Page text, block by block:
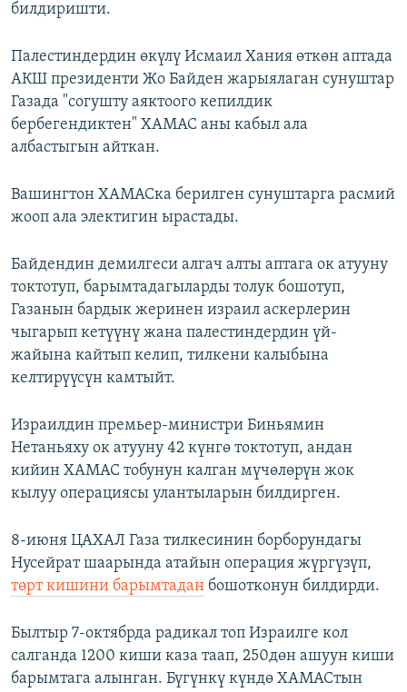
билдиришти.
Палестиндердин өкүлү Исмаил Хания өткөн аптада
АКШ президенти Жо Байден жарыялаган сунуштар
Газада "согушту аяктоого кепилдик
бербегендиктен" ХАМАС аны кабыл ала
албастыгын айткан.
Вашингтон ХАМАСка берилген сунуштарга расмий
жооп ала электигин ырастады.
Байдендин демилгеси алгач алты аптага ок атууну
токтотуп, барымтадагыларды толук бошотуп,
Газанын бардык жеринен израил аскерлерин
чыгарып кетүүнү жана палестиндердин үй-
жайына кайтып келип, тилкени калыбына
келтирүүсүн камтыйт.
Израилдин премьер-министри Биньямин
Нетаньяху ок атууну 42 күнгө токтотуп, андан
кийин ХАМАС тобунун калган мүчөлөрүн жок
кылуу операциясы улантыларын билдирген.
8-июня ЦАХАЛ Газа тилкесинин борборундагы
Нусейрат шаарында атайын операция жүргүзүп,
төрт кишини барымтадан бошотконун билдирди.
Былтыр 7-октябрда радикал топ Израилге кол
салганда 1200 киши каза таап, 250дөн ашуун киши
барымтага алынган. Бүгүнкү күндө ХАМАСтын